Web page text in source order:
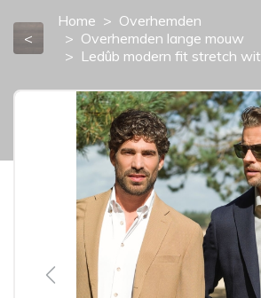
<
Home
Overhemden
Overhemden lange mouw
Ledûb modern fit stretch wit
Previous